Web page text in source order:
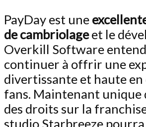
PayDay est une
de cambriolageet le
Overkill Software
continuer à offrir une
divertissante et haute en
fans. Maintenant
des droits sur la
studio Starbreeze